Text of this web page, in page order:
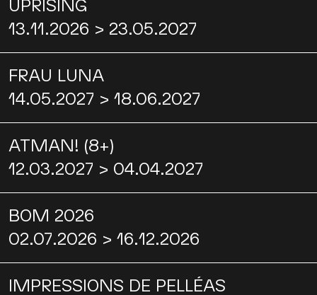
UPRISING
13.11.2026 > 23.05.2027
FRAU LUNA
14.05.2027 > 18.06.2027
ATMAN! (8+)
12.03.2027 > 04.04.2027
BOM 2026
02.07.2026 > 16.12.2026
IMPRESSIONS DE PELLÉAS